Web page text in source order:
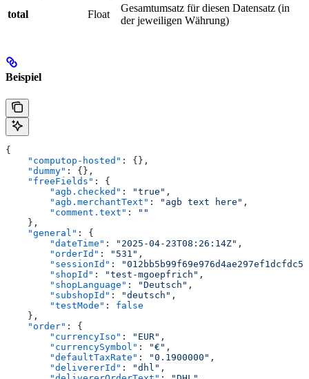
total
Float
Gesamtumsatz für diesen Datensatz (in
der jeweiligen Währung)
Beispiel
{
    "computop-hosted"
: {},
    "dummy"
: {},
    "freeFields"
: {
        "agb.checked"
: "true" ,
        "agb.merchantText"
: "agb text here" ,
        "comment.text"
:
""
    },
    "general"
: {
        "dateTime"
: "2025-04-23T08:26:14Z" ,
        "orderId"
: "531" ,
        "sessionId"
:
        "shopId"
: "test-mgoepfrich" ,
        "shopLanguage"
: "Deutsch" ,
        "subshopId"
: "deutsch" ,
        "testMode"
: false
    },
    "order"
: {
        "currencyIso"
: "EUR" ,
        "currencySymbol"
: "€" ,
        "defaultTaxRate"
: "0.1900000" ,
        "delivererId"
: "dhl" ,